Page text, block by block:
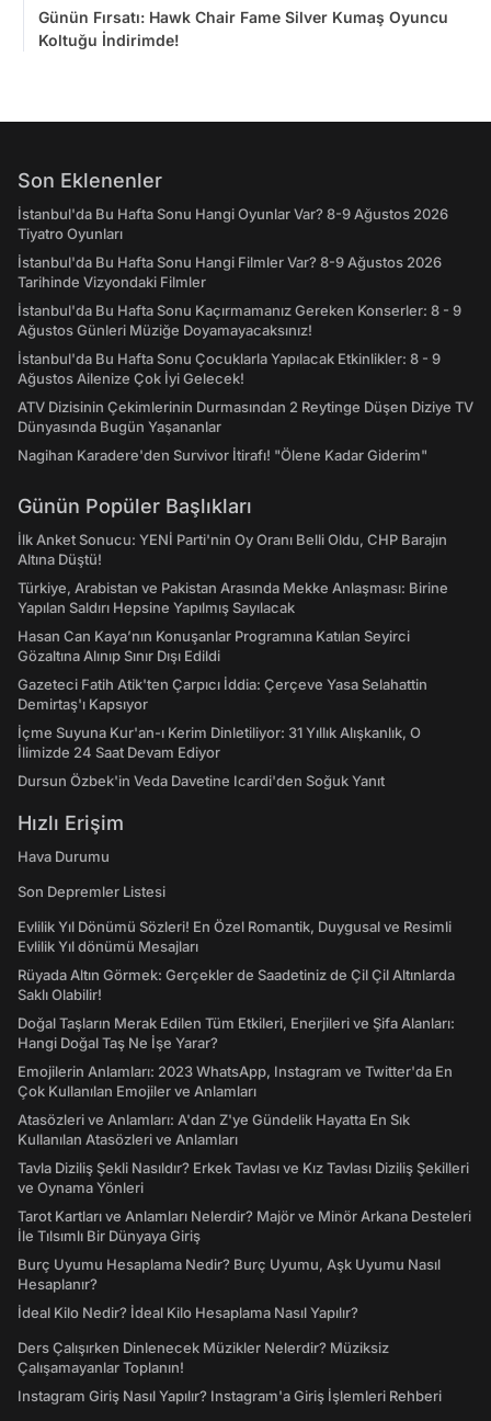
Günün Fırsatı: Hawk Chair Fame Silver Kumaş Oyuncu
Koltuğu İndirimde!
Son Eklenenler
İstanbul'da Bu Hafta Sonu Hangi Oyunlar Var? 8-9 Ağustos 2026
Tiyatro Oyunları
İstanbul'da Bu Hafta Sonu Hangi Filmler Var? 8-9 Ağustos 2026
Tarihinde Vizyondaki Filmler
İstanbul'da Bu Hafta Sonu Kaçırmamanız Gereken Konserler: 8 - 9
Ağustos Günleri Müziğe Doyamayacaksınız!
İstanbul'da Bu Hafta Sonu Çocuklarla Yapılacak Etkinlikler: 8 - 9
Ağustos Ailenize Çok İyi Gelecek!
ATV Dizisinin Çekimlerinin Durmasından 2 Reytinge Düşen Diziye TV
Dünyasında Bugün Yaşananlar
Nagihan Karadere'den Survivor İtirafı! "Ölene Kadar Giderim"
Günün Popüler Başlıkları
İlk Anket Sonucu: YENİ Parti'nin Oy Oranı Belli Oldu, CHP Barajın
Altına Düştü!
Türkiye, Arabistan ve Pakistan Arasında Mekke Anlaşması: Birine
Yapılan Saldırı Hepsine Yapılmış Sayılacak
Hasan Can Kaya’nın Konuşanlar Programına Katılan Seyirci
Gözaltına Alınıp Sınır Dışı Edildi
Gazeteci Fatih Atik'ten Çarpıcı İddia: Çerçeve Yasa Selahattin
Demirtaş'ı Kapsıyor
İçme Suyuna Kur'an-ı Kerim Dinletiliyor: 31 Yıllık Alışkanlık, O
İlimizde 24 Saat Devam Ediyor
Dursun Özbek'in Veda Davetine Icardi'den Soğuk Yanıt
Hızlı Erişim
Hava Durumu
Son Depremler Listesi
Evlilik Yıl Dönümü Sözleri! En Özel Romantik, Duygusal ve Resimli
Evlilik Yıl dönümü Mesajları
Rüyada Altın Görmek: Gerçekler de Saadetiniz de Çil Çil Altınlarda
Saklı Olabilir!
Doğal Taşların Merak Edilen Tüm Etkileri, Enerjileri ve Şifa Alanları:
Hangi Doğal Taş Ne İşe Yarar?
Emojilerin Anlamları: 2023 WhatsApp, Instagram ve Twitter'da En
Çok Kullanılan Emojiler ve Anlamları
Atasözleri ve Anlamları: A'dan Z'ye Gündelik Hayatta En Sık
Kullanılan Atasözleri ve Anlamları
Tavla Diziliş Şekli Nasıldır? Erkek Tavlası ve Kız Tavlası Diziliş Şekilleri
ve Oynama Yönleri
Tarot Kartları ve Anlamları Nelerdir? Majör ve Minör Arkana Desteleri
İle Tılsımlı Bir Dünyaya Giriş
Burç Uyumu Hesaplama Nedir? Burç Uyumu, Aşk Uyumu Nasıl
Hesaplanır?
İdeal Kilo Nedir? İdeal Kilo Hesaplama Nasıl Yapılır?
Ders Çalışırken Dinlenecek Müzikler Nelerdir? Müziksiz
Çalışamayanlar Toplanın!
Instagram Giriş Nasıl Yapılır? Instagram'a Giriş İşlemleri Rehberi